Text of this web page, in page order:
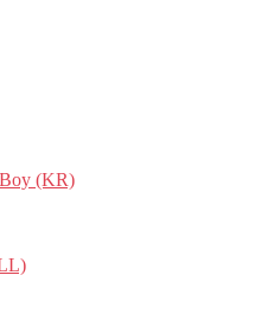
(KR)